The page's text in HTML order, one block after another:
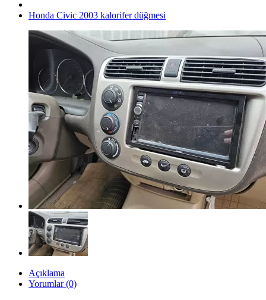
Honda Civic 2003 kalorifer düğmesi
Açıklama
Yorumlar (0)